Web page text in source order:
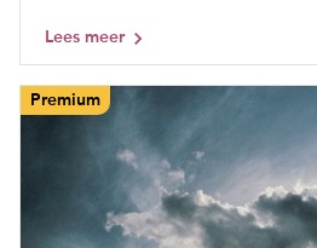
Lees meer
Premium